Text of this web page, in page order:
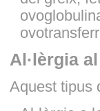
Al·lèrgia
Aquest tipus